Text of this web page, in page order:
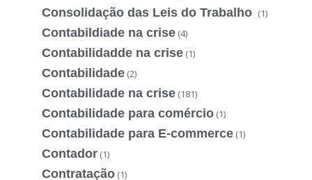
Consolidação das Leis do Trabalho (1)
Contabildiade na crise (4)
Contabilidadde na crise (1)
Contabilidade (2)
Contabilidade na crise (181)
Contabilidade para comércio (1)
Contabilidade para E-commerce (1)
Contador (1)
Contratação (1)